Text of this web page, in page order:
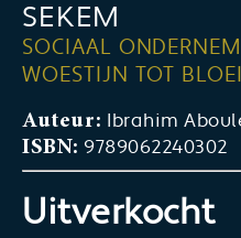
SEKEM
SOCIAAL
WOESTIJN TOT BLOEI
Auteur: Ibrahim
ISBN: 9789062240302
Uitverkocht